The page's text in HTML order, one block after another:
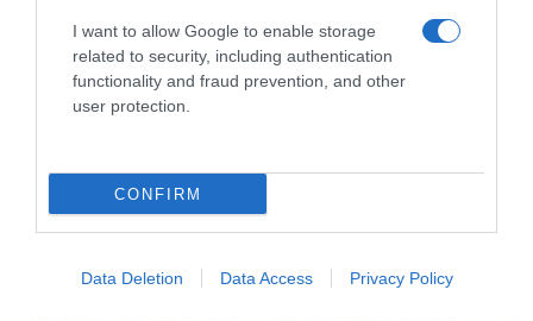
I want to allow Google to enable storage
related to security, including authentication
functionality and fraud prevention, and other
user protection.
CONFIRM
Data Deletion Data Access Privacy Policy
δικηγόρων του
Νέα ρήξη στην οικογένεια Μπέκαμ